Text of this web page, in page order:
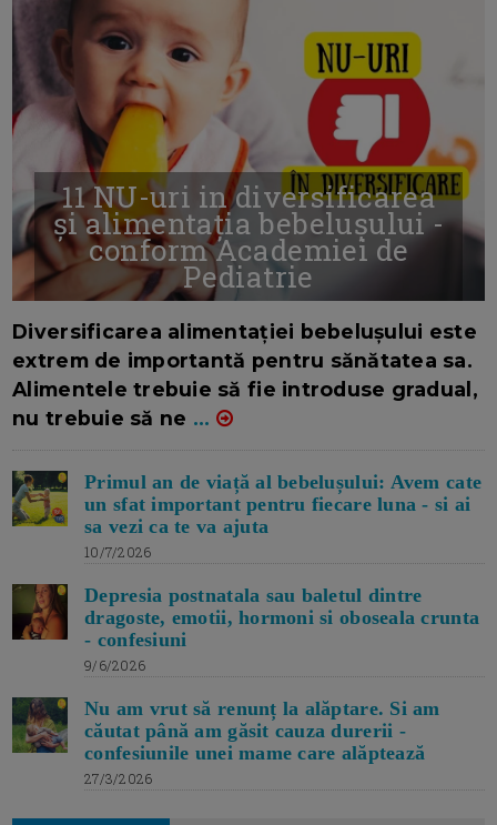
11 NU-uri in diversificarea
și alimentația bebelușului -
conform Academiei de
Pediatrie
Diversificarea alimentației bebelușului este
extrem de importantă pentru sănătatea sa.
Alimentele trebuie să fie introduse gradual,
nu trebuie să ne ...
Primul an de viață al bebelușului: Avem cate
un sfat important pentru fiecare luna - si ai
sa vezi ca te va ajuta
10/7/2026
Depresia postnatala sau baletul dintre
dragoste, emotii, hormoni si oboseala crunta
- confesiuni
9/6/2026
Nu am vrut să renunț la alăptare. Si am
căutat până am găsit cauza durerii -
confesiunile unei mame care alăptează
27/3/2026